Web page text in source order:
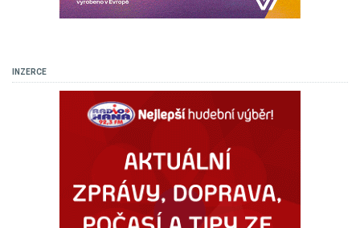
INZERCE